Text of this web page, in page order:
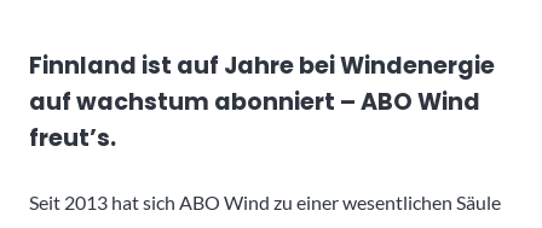
Finnland ist auf Jahre bei Windenergie
auf wachstum abonniert – ABO Wind
freut’s.
Seit 2013 hat sich ABO Wind zu einer wesentlichen Säule